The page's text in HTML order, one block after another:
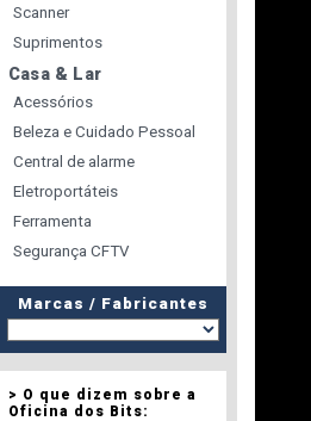
Scanner
Suprimentos
Casa & Lar
Acessórios
Beleza e Cuidado Pessoal
Central de alarme
Eletroportáteis
Ferramenta
Segurança CFTV
Marcas / Fabricantes
> O que dizem sobre a
Oficina dos Bits: